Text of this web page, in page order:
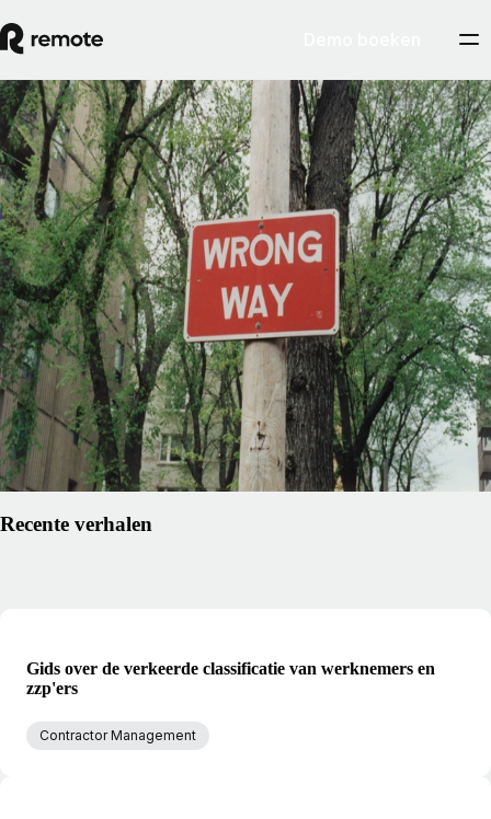
Contractor Management
Gids over de verkeerde classificatie van
werknemers en zzp'ers
Om verkeerde classificatie van werknemers te vermijden, is het
belangrijker wát je doet dan of je het opzettelijk doet. Behandel je een
teamlid als een werknemer, dan zien toezichthouders die persoon
uiteindelijk ook als een werknemer, ook al was het nooit je bedoeling
een dergelijke relatie tot stand te brengen.
ByPedro Barros
Artikel lezen
Recente verhalen
Gids over de verkeerde classificatie van werknemers en
zzp'ers
Contractor Management